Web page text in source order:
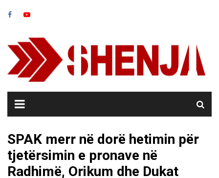
SPAK merr në dorë hetimin për
tjetërsimin e pronave në
Radhimë, Orikum dhe Dukat